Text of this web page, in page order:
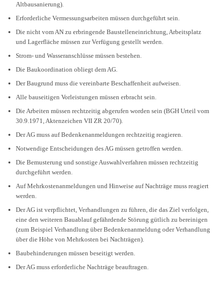
Altbausanierung).
Erforderliche Vermessungsarbeiten müssen durchgeführt sein.
Die nicht vom AN zu erbringende Baustelleneinrichtung, Arbeitsplatz
und Lagerfläche müssen zur Verfügung gestellt werden.
Strom- und Wasseranschlüsse müssen bestehen.
Die Baukoordination obliegt dem AG.
Der Baugrund muss die vereinbarte Beschaffenheit aufweisen.
Alle bauseitigen Vorleistungen müssen erbracht sein.
Die Arbeiten müssen rechtzeitig abgerufen worden sein (BGH Urteil vom
30.9.1971, Aktenzeichen VII ZR 20/70).
Der AG muss auf Bedenkenanmeldungen rechtzeitig reagieren.
Notwendige Entscheidungen des AG müssen getroffen werden.
Die Bemusterung und sonstige Auswahlverfahren müssen rechtzeitig
durchgeführt werden.
Auf Mehrkostenanmeldungen und Hinweise auf Nachträge muss reagiert
werden.
Der AG ist verpflichtet, Verhandlungen zu führen, die das Ziel verfolgen,
eine den weiteren Bauablauf gefährdende Störung gütlich zu bereinigen
(zum Beispiel Verhandlung über Bedenkenanmeldung oder Verhandlung
über die Höhe von Mehrkosten bei Nachträgen).
Baubehinderungen müssen beseitigt werden.
Der AG muss erforderliche Nachträge beauftragen.